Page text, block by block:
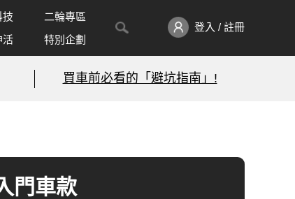
技
二輪專區
活 特別企劃
登入 / 註冊
買車前必看的「避坑指南」!
門車款